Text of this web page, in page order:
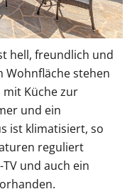
hell, freundlich und
Wohnfläche stehen
Küche zur
und ein
ist klimatisiert, so
reguliert
und auch ein